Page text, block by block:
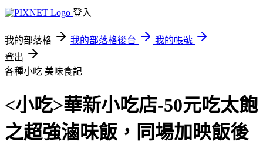
登入
我的部落格 我的部落格後台
我的帳號
登出
各種小吃 美味食記
<小吃>華新小吃店-50元吃太飽
之超強滷味飯，同場加映飯後